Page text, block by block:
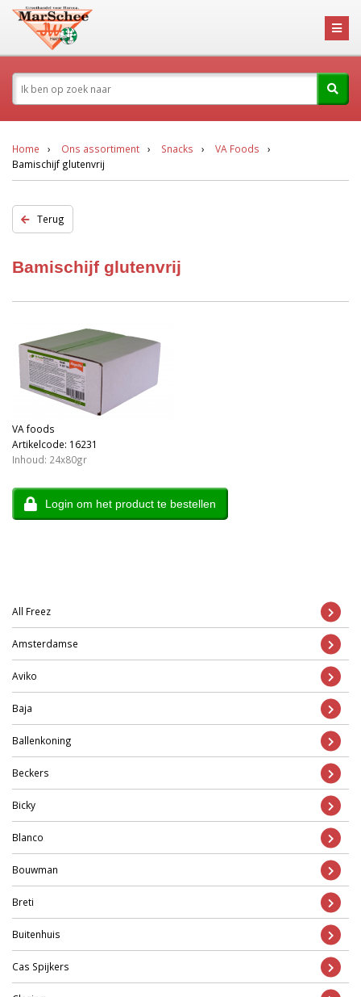
Home Ons assortiment Snacks
VA Foods
Bamischijf glutenvrij
Terug
Bamischijf glutenvrij
All Freez
Amsterdamse
Aviko
Baja
Ballenkoning
Beckers
Bicky
Blanco
Bouwman
Breti
Buitenhuis
Cas Spijkers
VA foods
Artikelcode: 16231
Inhoud: 24x80gr
Login om het product te bestellen